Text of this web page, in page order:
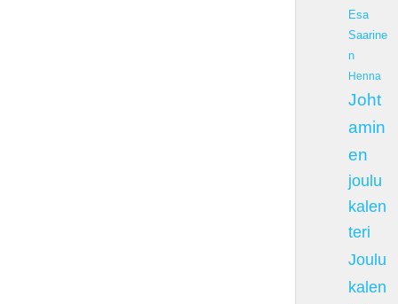
Esa
Saarine
n
Henna
Joht
amin
en
joulu
kalen
teri
Joulu
kalen